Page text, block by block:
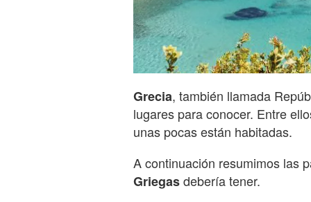
Grecia, también llamada
lugares para conocer. Entre
unas pocas están habitadas.
A continuación resumimos las
Griegasdebería tener.